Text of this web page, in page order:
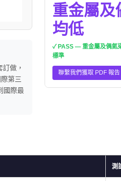
訂做，
第三
國際最
重金屬及
均低
✓ PASS — 重金屬及偶氮
標準
聯繫我們獲取 PDF 報告
測